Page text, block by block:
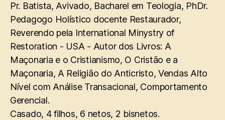
Pr. Batista, Avivado, Bacharel em Teologia, PhDr.
Pedagogo Holístico docente Restaurador,
Reverendo pela International Minystry of
Restoration - USA - Autor dos Livros: A
Maçonaria e o Cristianismo, O Cristão e a
Maçonaria, A Religião do Anticristo, Vendas Alto
Nível com Análise Transacional, Comportamento
Gerencial.
Casado, 4 filhos, 6 netos, 2 bisnetos.